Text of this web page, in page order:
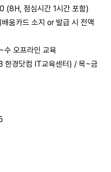
점심시간 1시간 포함)
움카드 소지 or 발급 시 전액
수 오프라인 교육
경닷컴 IT교육센터) / 목~금